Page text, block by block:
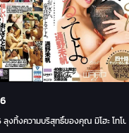
ฮิมาริ คิโนชิตะ
ลุงทิ้งความบริสุทธิ์ของคุณ มิโฮะ โทโนะ